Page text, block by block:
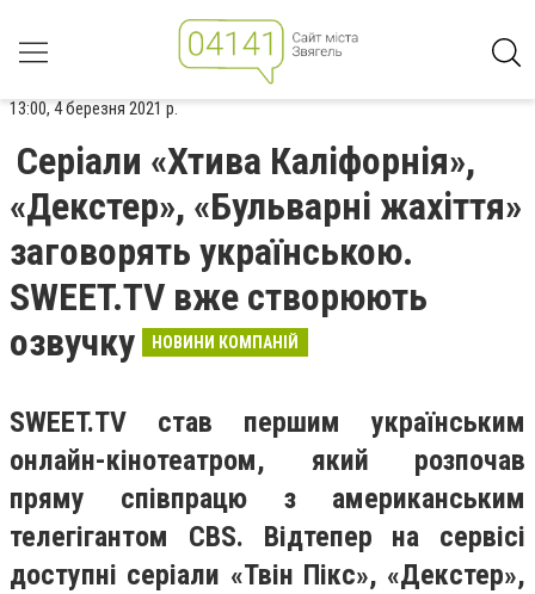
13:00, 4 березня 2021 р.
Серіали «Хтива Каліфорнія»,
«Декстер», «Бульварні жахіття»
заговорять українською.
SWEET.TV вже створюють
озвучку
НОВИНИ КОМПАНІЙ
SWEET.TV став першим українським
онлайн-кінотеатром, який розпочав
пряму співпрацю з американським
телегігантом CBS. Відтепер на сервісі
доступні серіали «Твін Пікс», «Декстер»,